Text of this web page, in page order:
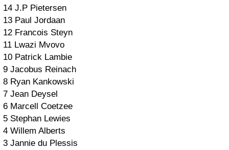
14 J.P Pietersen
13 Paul Jordaan
12 Francois Steyn
11 Lwazi Mvovo
10 Patrick Lambie
9 Jacobus Reinach
8 Ryan Kankowski
7 Jean Deysel
6 Marcell Coetzee
5 Stephan Lewies
4 Willem Alberts
3 Jannie du Plessis